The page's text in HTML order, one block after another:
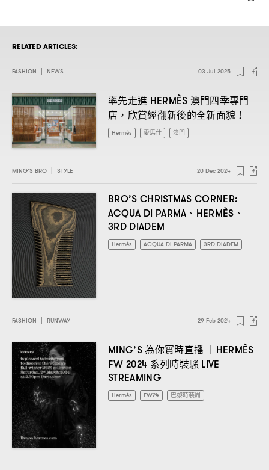
RELATED ARTICLES:
FASHION NEWS 03 Jul 2025
率先走進 HERMÈS 澳門四季專門
店 ， 欣賞經翻新後的全新面貌 ！
Hermès 愛馬仕 澳門
MING’S BRO STYLE 20 Dec 2024
BRO’S CHRISTMAS CORNER:
ACQUA DI PARMA 、 HERMÈS 、
3RD DIADEM
Hermès ACQUA DI PARMA 3RD DIADEM
FASHION RUNWAY 29 Feb 2024
MING’S為你實時直播 ｜HERMÈS
FW 2024 系列時裝騷 LIVE
STREAMING
Hermès FW24 巴黎時裝周